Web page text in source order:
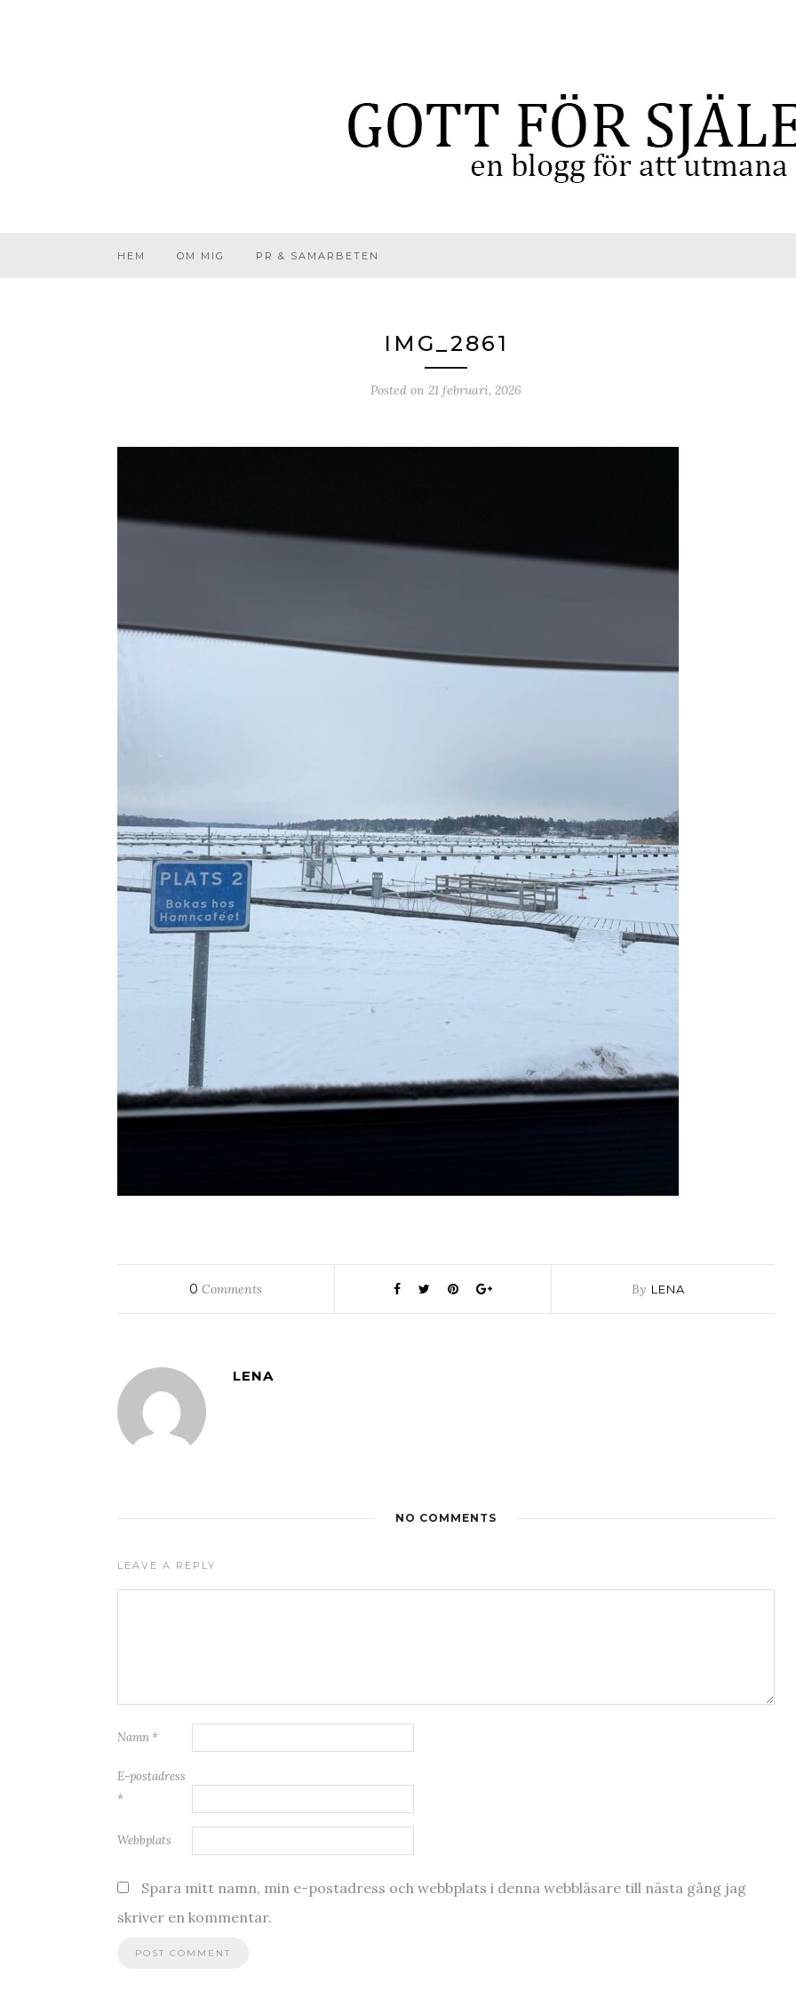
HEM OM MIG PR & SAMARBETEN
IMG_2861
Posted on 21 februari, 2026
0 Comments By LENA
LENA
NO COMMENTS
LEAVE A REPLY
Namn *
E-postadress
*
Webbplats
Spara mitt namn, min e-postadress och webbplats i denna webbläsare till nästa gång jag
skriver en kommentar.